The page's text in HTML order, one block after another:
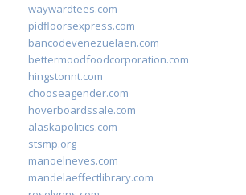
waywardtees.com
pidfloorsexpress.com
bancodevenezuelaen.com
bettermoodfoodcorporation.com
hingstonnt.com
chooseagender.com
hoverboardssale.com
alaskapolitics.com
stsmp.org
manoelneves.com
mandelaeffectlibrary.com